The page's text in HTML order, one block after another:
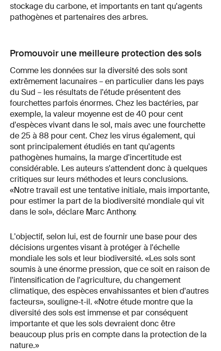
stockage du carbone, et importants en tant qu'agents
pathogènes et partenaires des arbres.
Promouvoir une meilleure protection des sols
Comme les données sur la diversité des sols sont
extrêmement lacunaires – en particulier dans les pays
du Sud – les résultats de l'étude présentent des
fourchettes parfois énormes. Chez les bactéries, par
exemple, la valeur moyenne est de 40 pour cent
d'espèces vivant dans le sol, mais avec une fourchette
de 25 à 88 pour cent. Chez les virus également, qui
sont principalement étudiés en tant qu'agents
pathogènes humains, la marge d'incertitude est
considérable. Les auteurs s'attendent donc à quelques
critiques sur leurs méthodes et leurs conclusions.
«Notre travail est une tentative initiale, mais importante,
pour estimer la part de la biodiversité mondiale qui vit
dans le sol», déclare Marc Anthony.
L'objectif, selon lui, est de fournir une base pour des
décisions urgentes visant à protéger à l'échelle
mondiale les sols et leur biodiversité. «Les sols sont
soumis à une énorme pression, que ce soit en raison de
l'intensification de l'agriculture, du changement
climatique, des espèces envahissantes et bien d'autres
facteurs», souligne-t-il. «Notre étude montre que la
diversité des sols est immense et par conséquent
importante et que les sols devraient donc être
beaucoup plus pris en compte dans la protection de la
nature.»